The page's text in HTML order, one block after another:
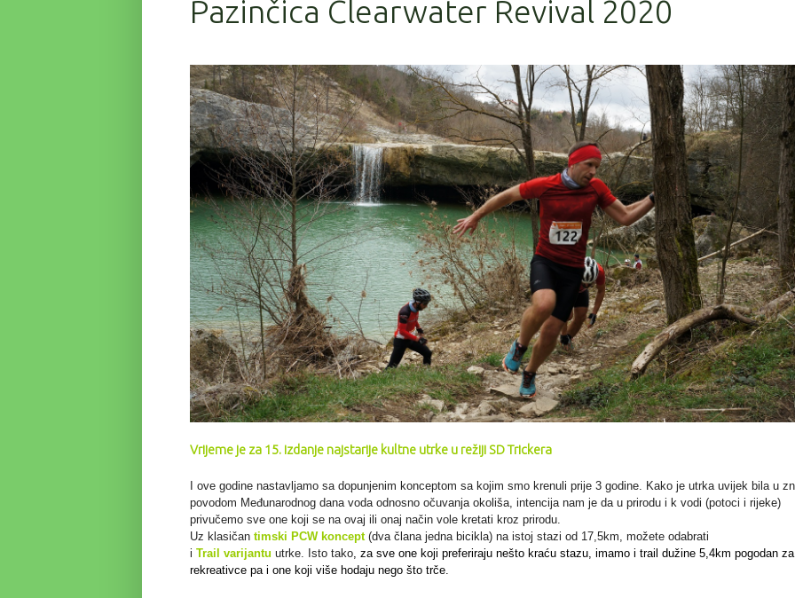
Pazinčica Clearwater Revival 2020
Vrijeme je za 15. izdanje najstarije kultne utrke u režiji SD Trickera
I ove godine nastavljamo sa dopunjenim konceptom sa kojim smo krenuli prije 3 godine. Kako je utrka uvijek bila u
povodom Međunarodnog dana voda odnosno očuvanja okoliša, intencija nam je da u prirodu i k vodi (potoci i rijeke)
privučemo sve one koji se na ovaj ili onaj način vole kretati kroz prirodu.
Uz klasičan timski PCW koncept(dva člana jedna bicikla) na istoj stazi od 17,5km, možete odabrati
i Trail varijantu utrke. Isto tako, za sve one koji preferiraju nešto kraću stazu, imamo i trail dužine 5,4km pogodan
rekreativce pa i one koji više hodaju nego što trče.